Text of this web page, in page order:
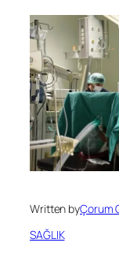
Written byÇorum
SAĞLIK